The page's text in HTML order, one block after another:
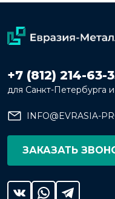
+7 (812) 214-63-
для Санкт-Петербурга
INFO@EVRASIA-
ЗАКАЗАТЬ